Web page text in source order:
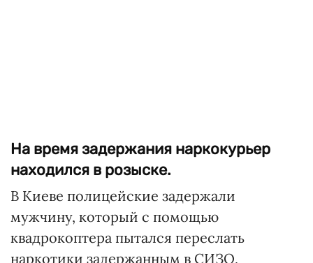
На время задержания наркокурьер
находился в розыске.
В Киеве полицейские задержали
мужчину, который с помощью
квадрокоптера пытался переслать
наркотики задержанным в СИЗО,